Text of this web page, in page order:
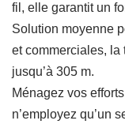
fil, elle garantit un
Solution moyenne
et commerciales, la
jusqu’à 305 m.
Ménagez vos
n’employez qu’un